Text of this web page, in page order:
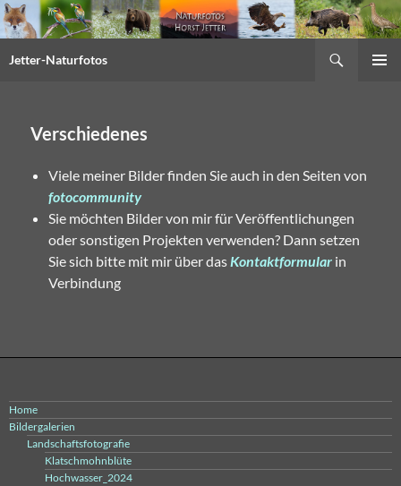
Jetter-Naturfotos
Verschiedenes
Viele meiner Bilder finden Sie auch in den Seiten von
fotocommunity
Sie möchten Bilder von mir für Veröffentlichungen
oder sonstigen Projekten verwenden? Dann setzen
Sie sich bitte mit mir über das Kontaktformular in
Verbindung
Home
Bildergalerien
Landschaftsfotografie
Klatschmohnblüte
Hochwasser_2024